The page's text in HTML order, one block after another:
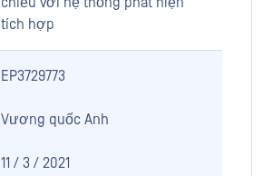
tích hợp
EP3729773
Vương quốc Anh
11 / 3 / 2021